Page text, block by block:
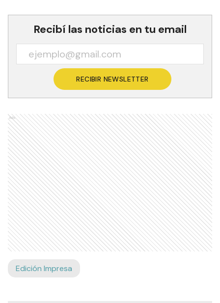
Recibí las noticias en tu email
RECIBIR NEWSLETTER
Ads
Edición Impresa